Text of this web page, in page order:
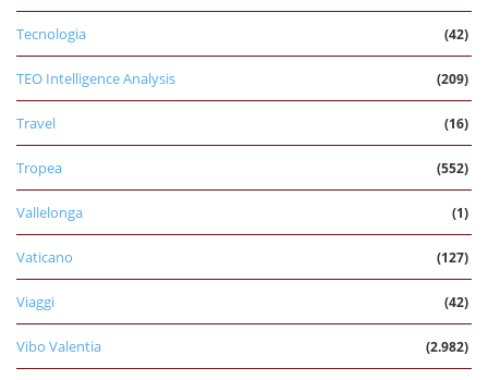
Tecnologia (42)
TEO Intelligence Analysis (209)
Travel (16)
Tropea (552)
Vallelonga (1)
Vaticano (127)
Viaggi (42)
Vibo Valentia (2.982)